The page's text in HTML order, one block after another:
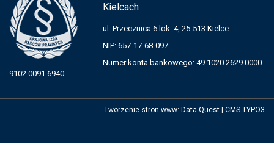
Kielcach
ul. Przecznica 6 lok. 4, 25-513 Kielce
NIP: 657-17-68-097
Numer konta bankowego: 49 1020 2629 0000
9102 0091 6940
Tworzenie stron www: Data Quest CMS TYPO3